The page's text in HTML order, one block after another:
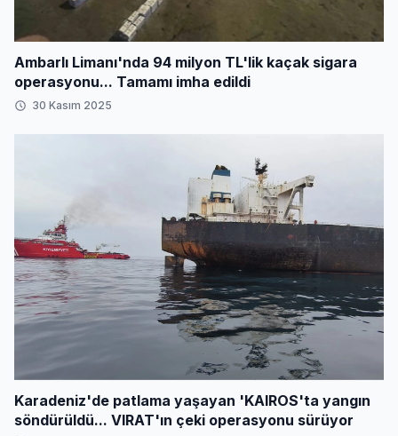
Ambarlı Limanı'nda 94 milyon TL'lik kaçak sigara
operasyonu... Tamamı imha edildi
30 Kasım 2025
Karadeniz'de patlama yaşayan 'KAIROS'ta yangın
söndürüldü... VIRAT'ın çeki operasyonu sürüyor